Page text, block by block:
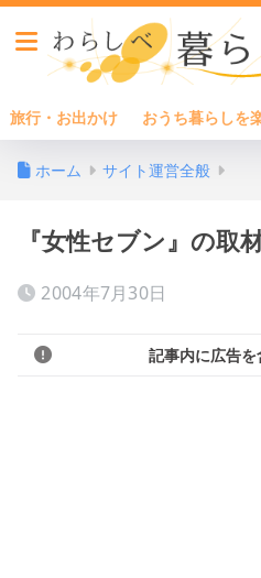
旅行・お出かけ おうち暮らしを
ホーム サイト運営全般
『女性セブン』の取
2004年7月30日
記事内に広告